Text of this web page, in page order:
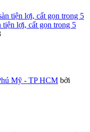
tiện lợi, cất gọn trong 5
Mỹ - TP HCM bởi